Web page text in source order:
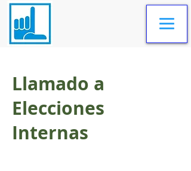
Llamado a
Elecciones
Internas